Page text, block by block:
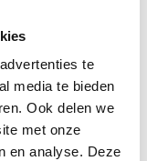
te
media te bieden
Ook delen we
met onze
en analyse. Deze
right product